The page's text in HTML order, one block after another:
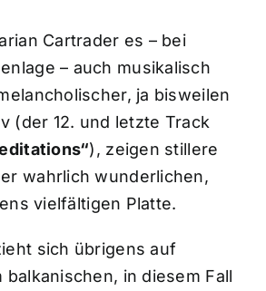
Cartrader es – bei
– auch musikalisch
ja bisweilen
(der 12. und letzte Track
), zeigen stillere
wahrlich wunderlichen,
vielfältigen Platte.
sich übrigens auf
balkanischen, in diesem Fall